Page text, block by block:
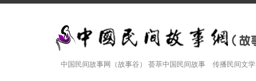
中国民间故事网（故事谷） 荟萃中国民间故事 传播民间文学